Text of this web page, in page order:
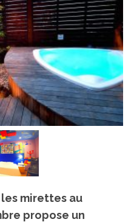
mirettes au
propose un